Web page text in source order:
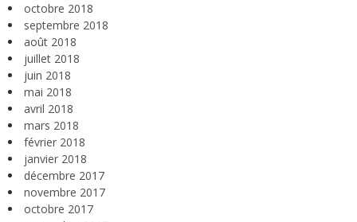
octobre 2018
septembre 2018
août 2018
juillet 2018
juin 2018
mai 2018
avril 2018
mars 2018
février 2018
janvier 2018
décembre 2017
novembre 2017
octobre 2017